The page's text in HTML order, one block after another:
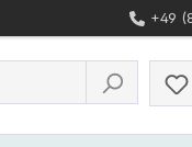
+49